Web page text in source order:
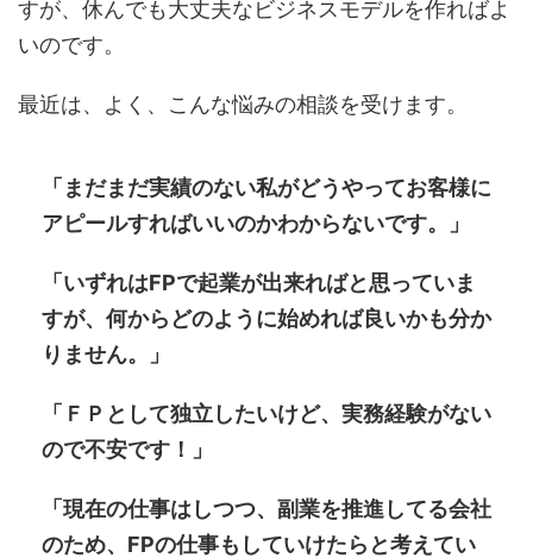
すが、休んでも大丈夫なビジネスモデルを作ればよ
いのです。
最近は、よく、こんな悩みの相談を受けます。
「まだまだ実績のない私がどうやってお客様に
アピールすればいいのかわからないです。」
「いずれはFPで起業が出来ればと思っていま
すが、何からどのように始めれば良いかも分か
りません。」
「ＦＰとして独立したいけど、実務経験がない
ので不安です！」
「現在の仕事はしつつ、副業を推進してる会社
のため、FPの仕事もしていけたらと考えてい